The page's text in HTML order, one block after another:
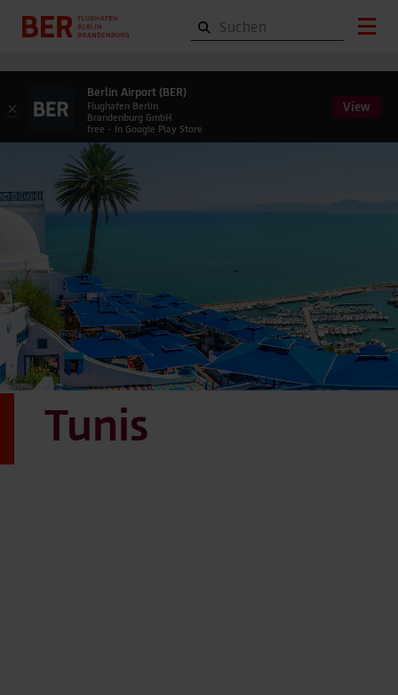
Tunis
×
Berlin Airport (BER)
Flughafen Berlin
Brandenburg GmbH
free - In Google Play Store
View